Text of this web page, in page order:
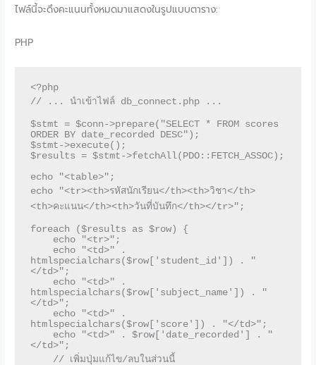
ไฟล์นี้จะดึงคะแนนทั้งหมดมาแสดงในรูปแบบตาราง:
PHP
<?php
// ... นำเข้าไฟล์ db_connect.php ...
$stmt = $conn->prepare("SELECT * FROM scores
ORDER BY date_recorded DESC");
$stmt->execute();
$results = $stmt->fetchAll(PDO::FETCH_ASSOC);
echo "<table>";
echo "<tr><th>รหัสนักเรียน</th><th>วิชา</th>
<th>คะแนน</th><th>วันที่บันทึก</th></tr>";
foreach ($results as $row) {
htmlspecialchars($row['student_id']) . "
</td>";
htmlspecialchars($row['subject_name']) . "
</td>";
htmlspecialchars($row['score']) . "</td>";
</td>";